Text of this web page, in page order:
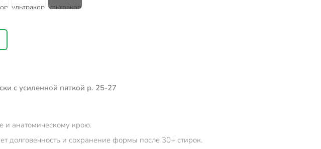
с усиленной пяткой р. 25-27
и анатомическому крою.
долговечность и сохранение формы после 30+ стирок.